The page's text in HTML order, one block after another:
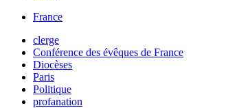
France
clerge
Conférence des évêques de France
Diocèses
Paris
Politique
profanation